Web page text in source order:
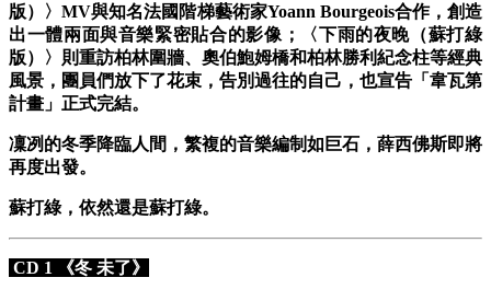
版）〉MV與知名法國階梯藝術家Yoann Bourgeois合作，創造
出一體兩面與音樂緊密貼合的影像；〈下雨的夜晚（蘇打綠
版）〉則重訪柏林圍牆、奧伯鮑姆橋和柏林勝利紀念柱等經典
風景，團員們放下了花束，告別過往的自己，也宣告「韋瓦第
計畫」正式完結。
凜冽的冬季降臨人間，繁複的音樂編制如巨石，薛西佛斯即將
再度出發。
蘇打綠，依然還是蘇打綠。
CD 1 《冬 未了》